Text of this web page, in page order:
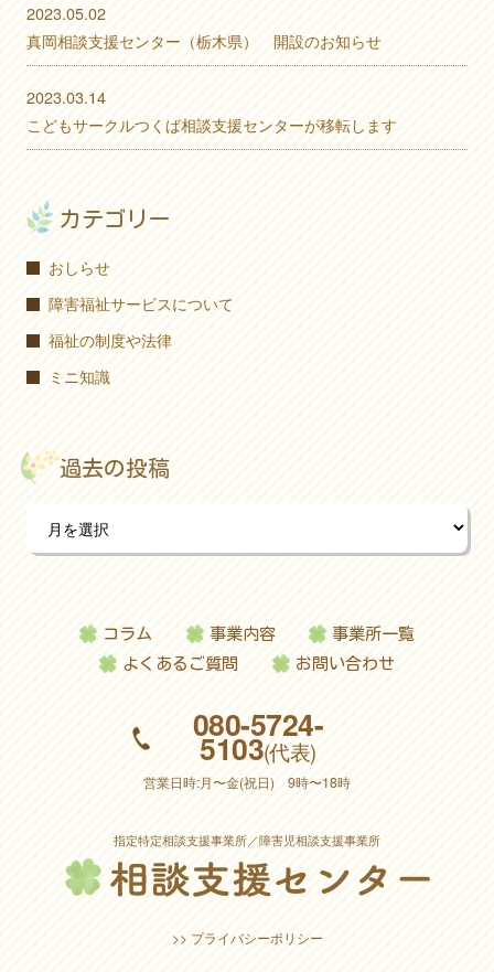
2023.05.02
真岡相談支援センター（栃木県） 開設のお知らせ
2023.03.14
こどもサークルつくば相談支援センターが移転します
カテゴリー
おしらせ
障害福祉サービスについて
福祉の制度や法律
ミニ知識
過去の投稿
コラム 事業内容
事業所一覧
よくあるご質問
お問い合わせ
080-5724-
5103(代表)
営業日時:月〜金(祝日) 9時〜18時
指定特定相談支援事業所／障害児相談支援事業所
>> プライバシーポリシー